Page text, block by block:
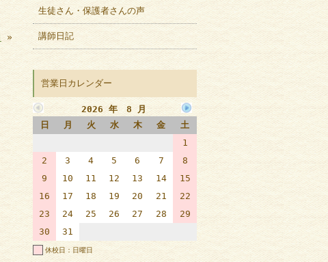
»
生徒さん・保護者さんの声
講師日記
営業日カレンダー
2026 年 8 月
日
月 火 水 木 金
土
1
2
3 4 5 6 7
8
9
10 11 12 13 14
15
16
17 18 19 20 21
22
23
24 25 26 27 28
29
30
31
休校日：日曜日